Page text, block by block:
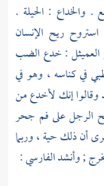
. والخداع : الحيلة .
ريح الإنسان
العميثل: خدع الضب
في كناسه ، وهو في
وقالوا إنك لأخدع من
الرجل على فم جحر
أن ذلك حية ، وربما
; وأنشدالفارسي: